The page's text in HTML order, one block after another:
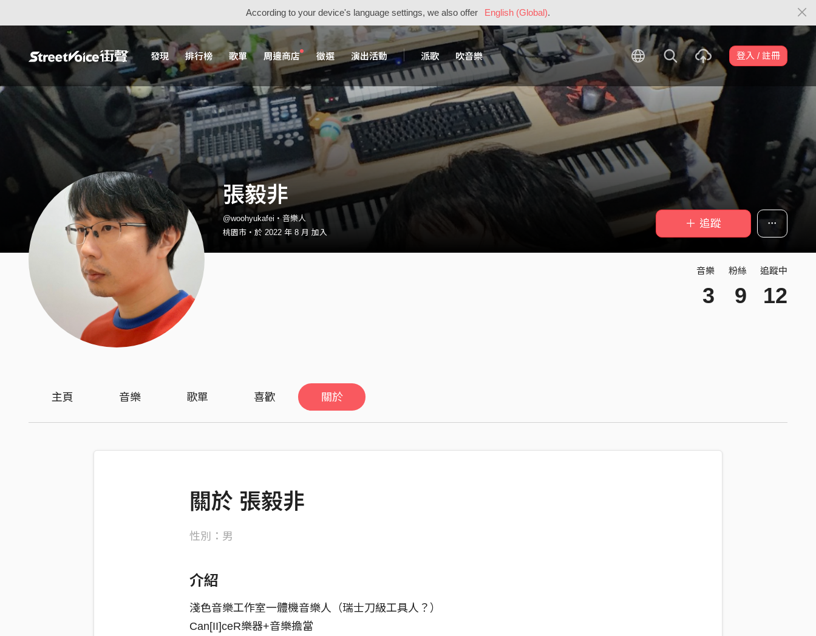
According to your device's language settings, we also offer English (Global).
發現 排行榜 歌單 周邊商店 徵選 演出活動 派歌 吹音樂 登入 / 註冊
張毅非
@woohyukafei・音樂人
桃園市・於 2022 年 8 月 加入
＋ 追蹤
音樂
3
粉絲
9
追蹤中
12
主頁 音樂 歌單 喜歡 關於
關於 張毅非
性別：男
介紹
淺色音樂工作室一體機音樂人（瑞士刀級工具人？）
Can[II]ceR樂器+音樂擔當